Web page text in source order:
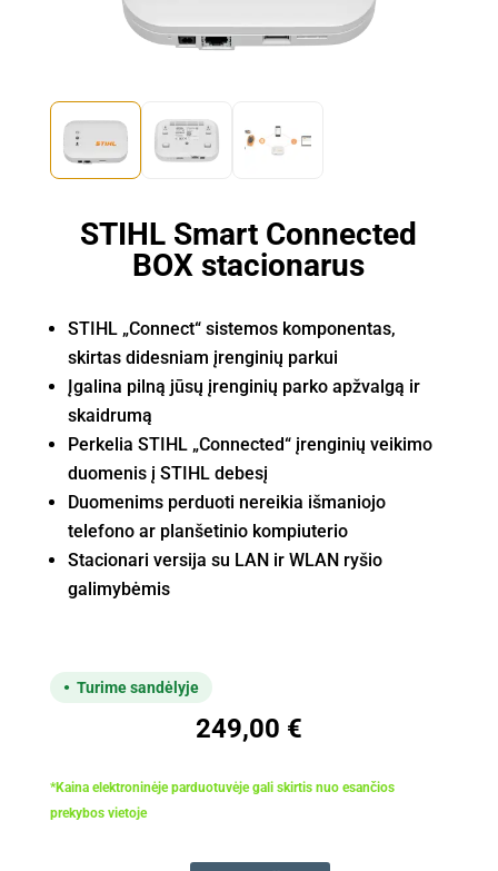
STIHL Smart Connected
BOX stacionarus
STIHL „Connect“ sistemos komponentas,
skirtas didesniam įrenginių parkui
Įgalina pilną jūsų įrenginių parko apžvalgą ir
skaidrumą
Perkelia STIHL „Connected“ įrenginių veikimo
duomenis į STIHL debesį
Duomenims perduoti nereikia išmaniojo
telefono ar planšetinio kompiuterio
Stacionari versija su LAN ir WLAN ryšio
galimybėmis
Turime sandėlyje
249,00 €
*Kaina elektroninėje parduotuvėje gali skirtis nuo esančios
prekybos vietoje